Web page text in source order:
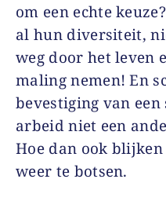
om een echte
al hun diversiteit,
weg door het leven
maling nemen! En
bevestiging van
arbeid niet een
Hoe dan ook
weer te botsen.